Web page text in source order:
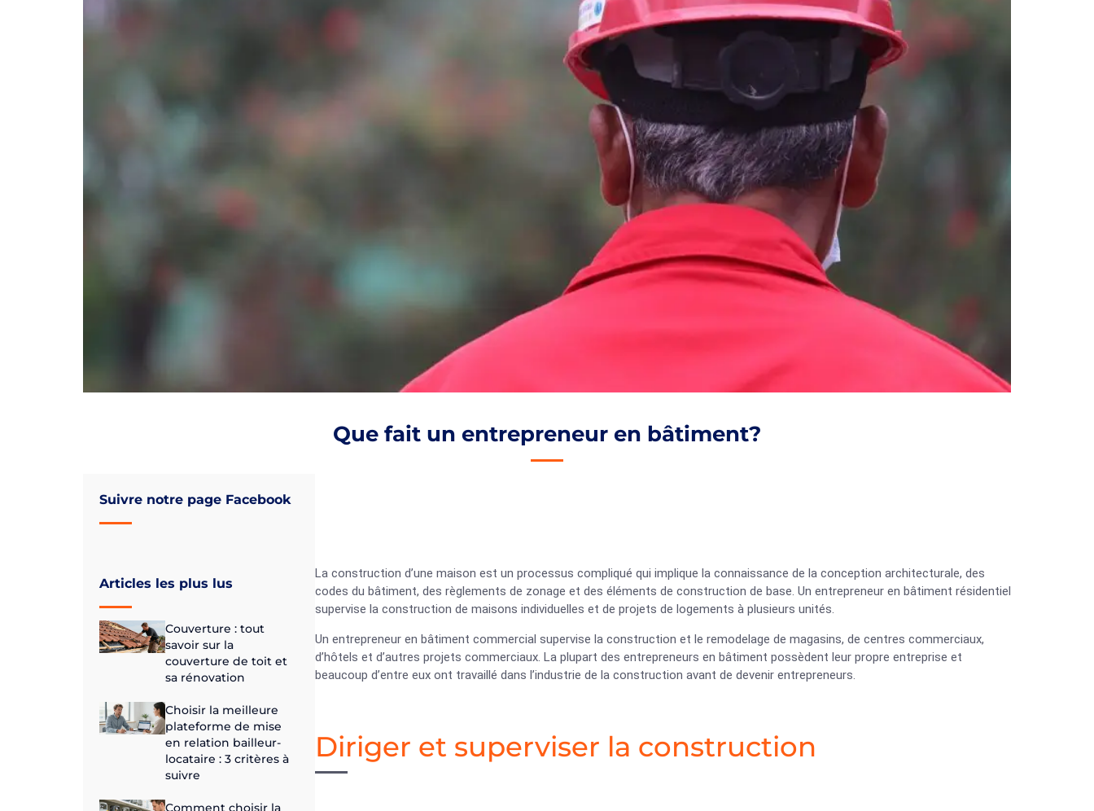
Que fait un entrepreneur en bâtiment?
Suivre notre page Facebook
Articles les plus lus
Couverture : tout
savoir sur la
couverture de toit et
sa rénovation
Choisir la meilleure
plateforme de mise
en relation bailleur-
locataire : 3 critères à
suivre
Comment choisir la
La construction d’une maison est un processus compliqué qui implique la connaissance de la conception architecturale, des
codes du bâtiment, des règlements de zonage et des éléments de construction de base. Un entrepreneur en bâtiment résidentiel
supervise la construction de maisons individuelles et de projets de logements à plusieurs unités.
Un entrepreneur en bâtiment commercial supervise la construction et le remodelage de magasins, de centres commerciaux,
d’hôtels et d’autres projets commerciaux. La plupart des entrepreneurs en bâtiment possèdent leur propre entreprise et
beaucoup d’entre eux ont travaillé dans l’industrie de la construction avant de devenir entrepreneurs.
Diriger et superviser la construction